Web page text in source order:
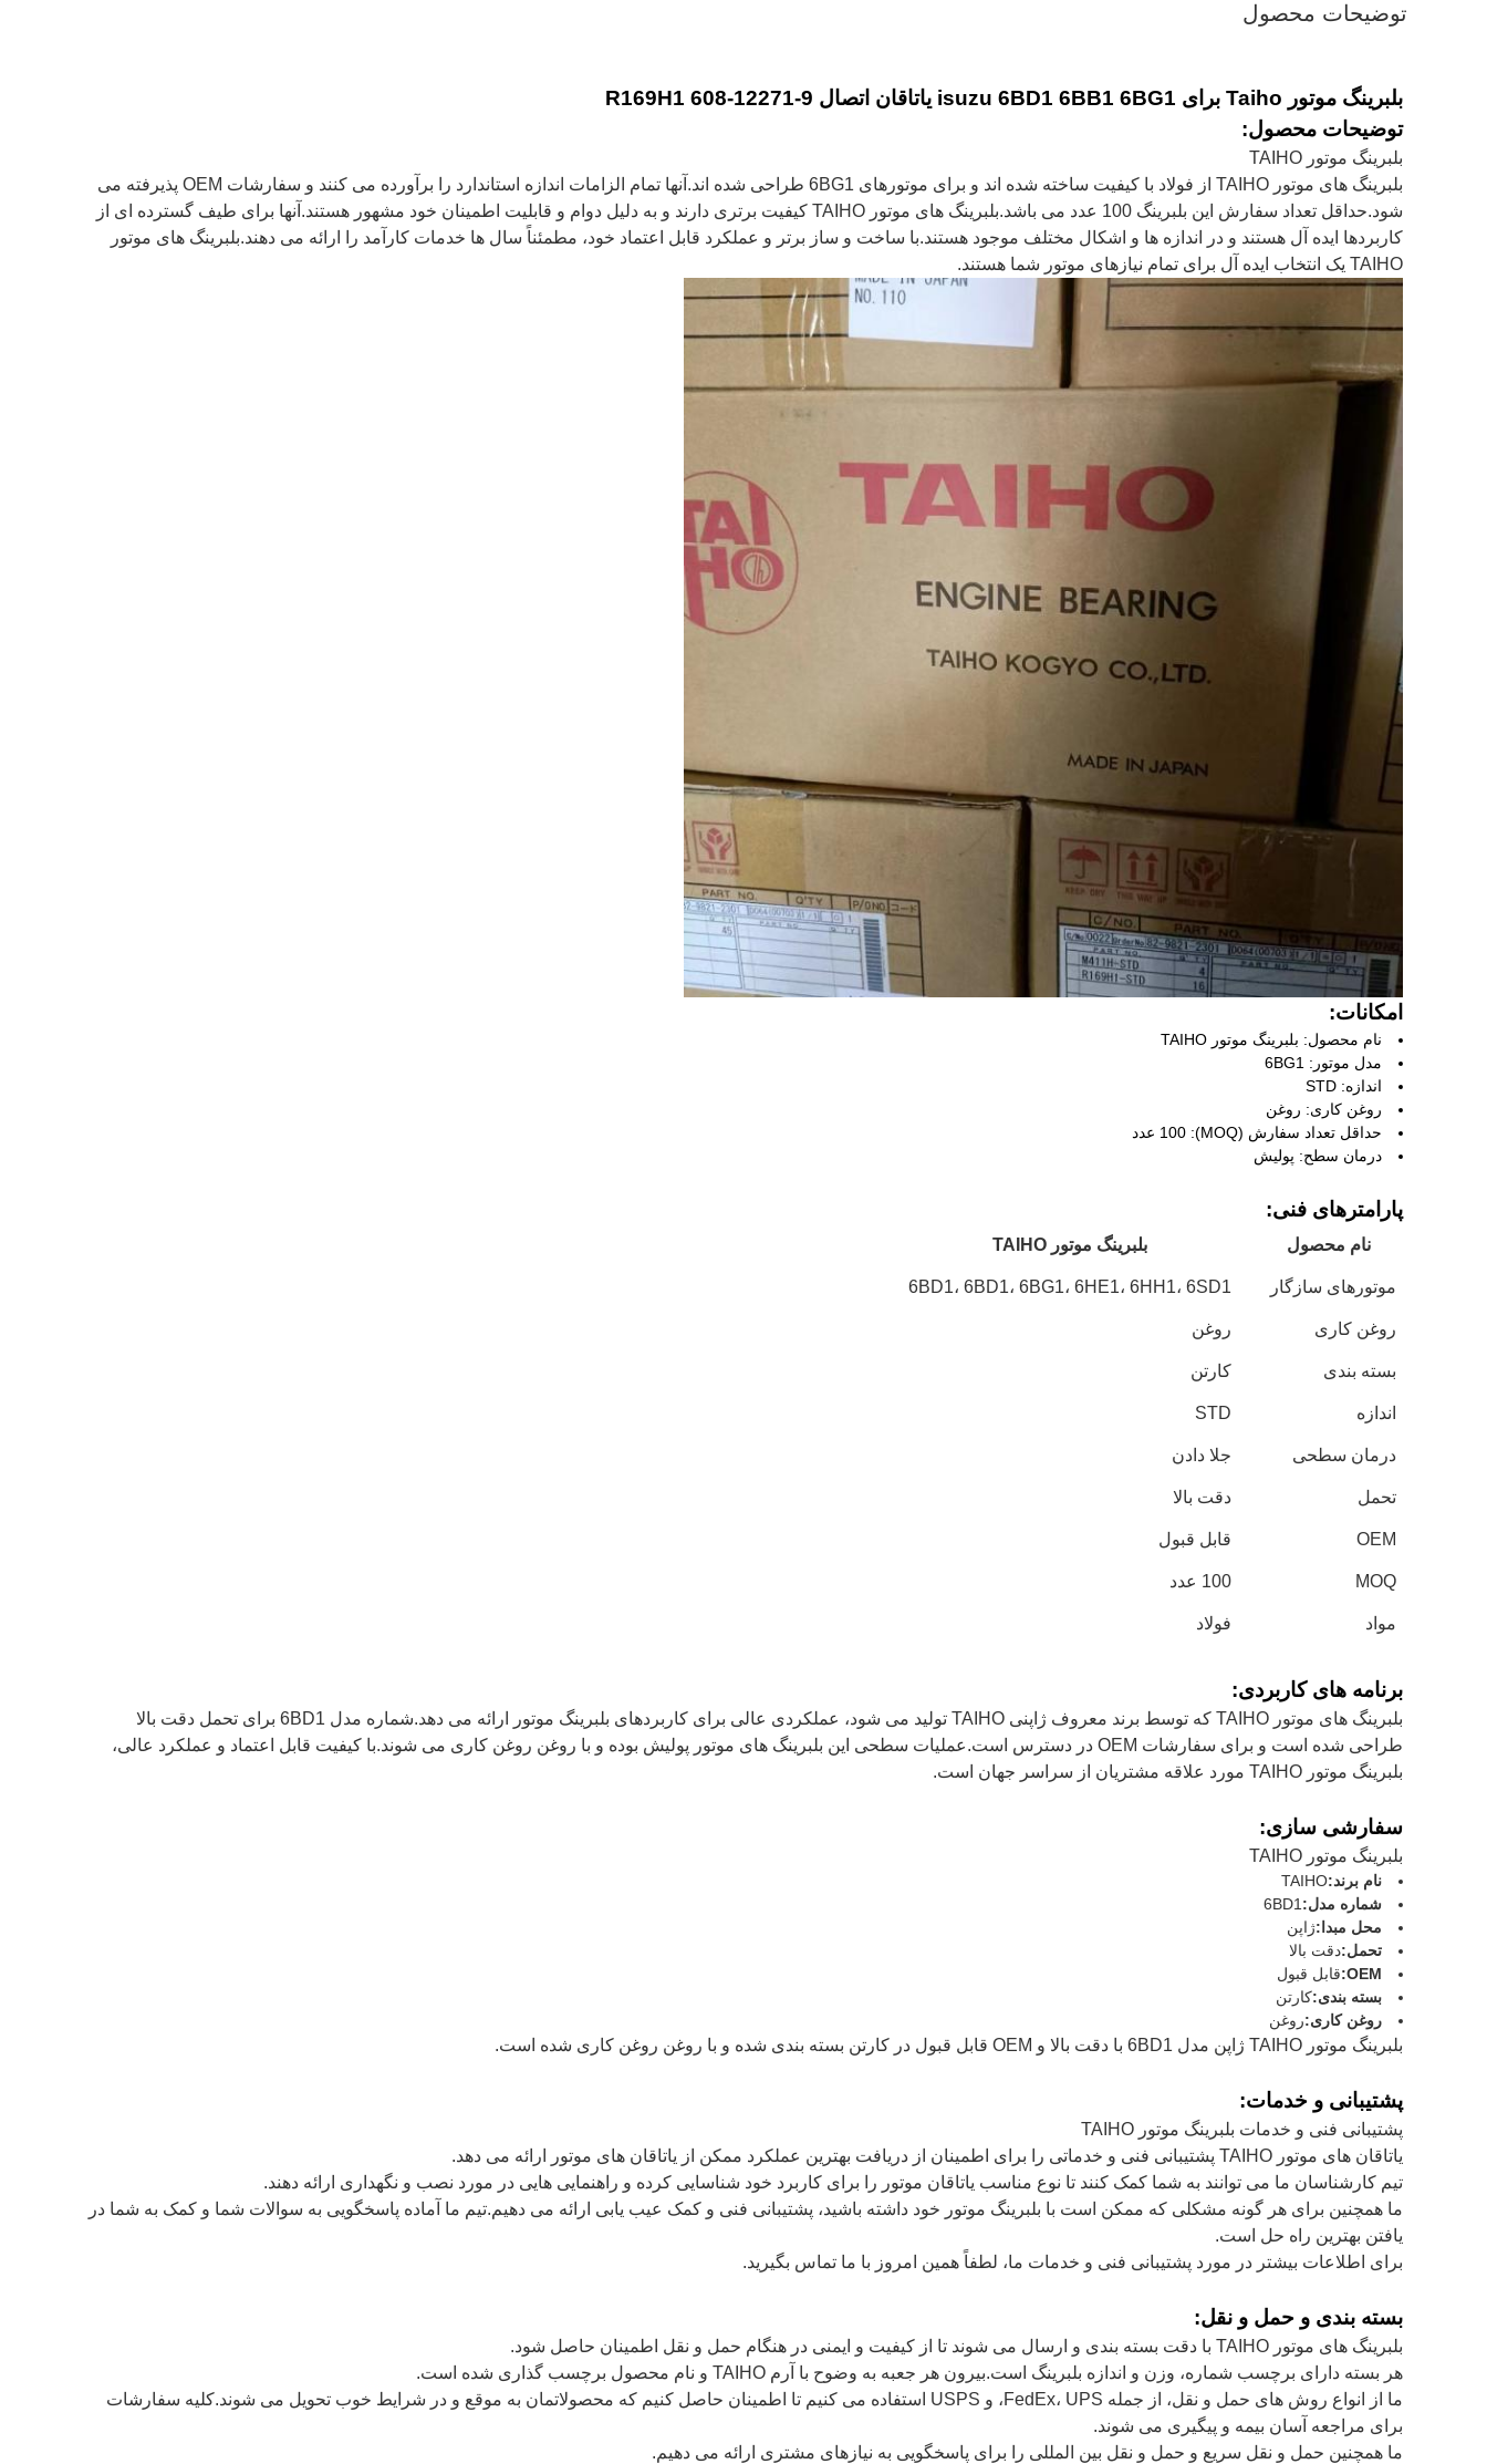
توضیحات محصول
بلبرینگ موتور Taiho برای isuzu 6BD1 6BB1 6BG1 یاتاقان اتصال 9-12271-608 R169H1
توضیحات محصول:
بلبرینگ موتور TAIHO
بلبرینگ های موتور TAIHO از فولاد با کیفیت ساخته شده اند و برای موتورهای 6BG1 طراحی شده اند.آنها تمام الزامات اندازه استاندارد را برآورده می کنند و سفارشات OEM پذیرفته می
شود.حداقل تعداد سفارش این بلبرینگ 100 عدد می باشد.بلبرینگ های موتور TAIHO کیفیت برتری دارند و به دلیل دوام و قابلیت اطمینان خود مشهور هستند.آنها برای طیف گسترده ای از
کاربردها ایده آل هستند و در اندازه ها و اشکال مختلف موجود هستند.با ساخت و ساز برتر و عملکرد قابل اعتماد خود، مطمئناً سال ها خدمات کارآمد را ارائه می دهند.بلبرینگ های موتور
TAIHO یک انتخاب ایده آل برای تمام نیازهای موتور شما هستند.
امکانات:
نام محصول: بلبرینگ موتور TAIHO
مدل موتور: 6BG1
اندازه: STD
روغن کاری: روغن
حداقل تعداد سفارش (MOQ): 100 عدد
درمان سطح: پولیش
پارامترهای فنی:
نام محصول بلبرینگ موتور TAIHO
موتورهای سازگار 6BD1، 6BD1، 6BG1، 6HE1، 6HH1، 6SD1
روغن کاری روغن
بسته بندی کارتن
اندازه STD
درمان سطحی جلا دادن
تحمل دقت بالا
OEM قابل قبول
MOQ 100 عدد
مواد فولاد
برنامه های کاربردی:
بلبرینگ های موتور TAIHO که توسط برند معروف ژاپنی TAIHO تولید می شود، عملکردی عالی برای کاربردهای بلبرینگ موتور ارائه می دهد.شماره مدل 6BD1 برای تحمل دقت بالا
طراحی شده است و برای سفارشات OEM در دسترس است.عملیات سطحی این بلبرینگ های موتور پولیش بوده و با روغن روغن کاری می شوند.با کیفیت قابل اعتماد و عملکرد عالی،
بلبرینگ موتور TAIHO مورد علاقه مشتریان از سراسر جهان است.
سفارشی سازی:
بلبرینگ موتور TAIHO
نام برند:TAIHO
شماره مدل: 6BD1
محل مبدا:ژاپن
تحمل:دقت بالا
OEM: قابل قبول
بسته بندی:کارتن
روغن کاری:روغن
بلبرینگ موتور TAIHO ژاپن مدل 6BD1 با دقت بالا و OEM قابل قبول در کارتن بسته بندی شده و با روغن روغن کاری شده است.
پشتیبانی و خدمات:
پشتیبانی فنی و خدمات بلبرینگ موتور TAIHO
یاتاقان های موتور TAIHO پشتیبانی فنی و خدماتی را برای اطمینان از دریافت بهترین عملکرد ممکن از یاتاقان های موتور ارائه می دهد.
تیم کارشناسان ما می توانند به شما کمک کنند تا نوع مناسب یاتاقان موتور را برای کاربرد خود شناسایی کرده و راهنمایی هایی در مورد نصب و نگهداری ارائه دهند.
ما همچنین برای هر گونه مشکلی که ممکن است با بلبرینگ موتور خود داشته باشید، پشتیبانی فنی و کمک عیب یابی ارائه می دهیم.تیم ما آماده پاسخگویی به سوالات شما و کمک به شما در
یافتن بهترین راه حل است.
برای اطلاعات بیشتر در مورد پشتیبانی فنی و خدمات ما، لطفاً همین امروز با ما تماس بگیرید.
بسته بندی و حمل و نقل:
بلبرینگ های موتور TAIHO با دقت بسته بندی و ارسال می شوند تا از کیفیت و ایمنی در هنگام حمل و نقل اطمینان حاصل شود.
هر بسته دارای برچسب شماره، وزن و اندازه بلبرینگ است.بیرون هر جعبه به وضوح با آرم TAIHO و نام محصول برچسب گذاری شده است.
ما از انواع روش های حمل و نقل، از جمله FedEx، UPS، و USPS استفاده می کنیم تا اطمینان حاصل کنیم که محصولاتمان به موقع و در شرایط خوب تحویل می شوند.کلیه سفارشات
برای مراجعه آسان بیمه و پیگیری می شوند.
ما همچنین حمل و نقل سریع و حمل و نقل بین المللی را برای پاسخگویی به نیازهای مشتری ارائه می دهیم.